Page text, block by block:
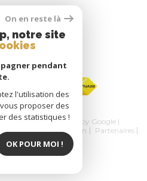
| Traduction powered by Google |
Mentions légales Admin
Partenaires
On en reste là
notre site
pendant
l'utilisation des
proposer des
des statistiques !
OK POUR MOI !